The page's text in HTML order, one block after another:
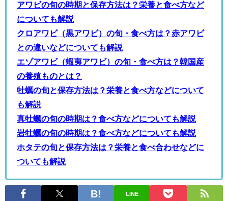
アワビの旬の時期と保存方法は？栄養と食べ方など
についても解説
クロアワビ（黒アワビ）の旬・食べ方は？赤アワビ
との違いなどについても解説
エゾアワビ（蝦夷アワビ）の旬・食べ方は？韓国産
の養殖ものとは？
牡蠣の旬と保存方法は？栄養と食べ方などについて
も解説
真牡蠣の旬の時期は？食べ方などについても解説
岩牡蠣の旬の時期は？食べ方などについても解説
ホタテの旬と保存方法は？栄養と食べ合わせなどに
ついても解説
LINE